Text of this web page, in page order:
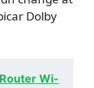
Dolby
Wi-